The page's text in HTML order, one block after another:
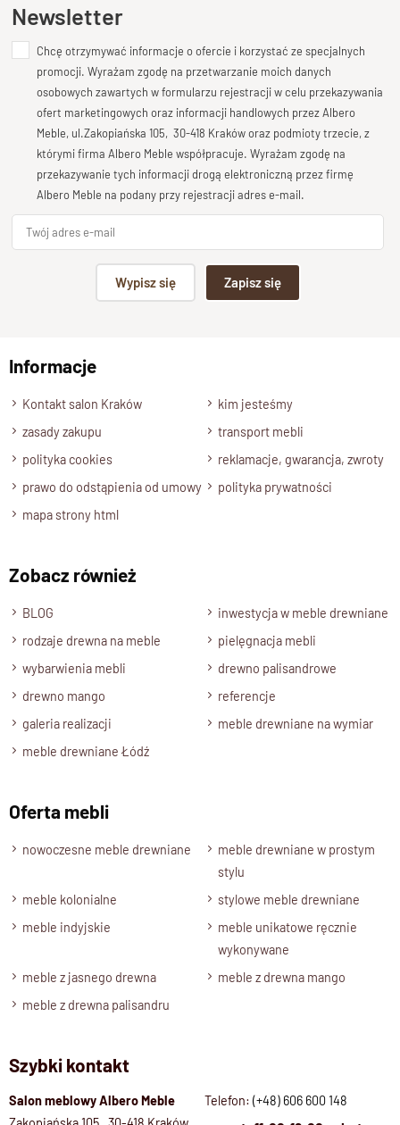
Wymiar wewnętrzny pomieści wszystkie zapasowe koce,
poduchy bądź pościel. Ręcznie wykonane okucia zamknięcia
wieka oraz boczne proste uchwyty to jedyna ozdoba i
przełamanie prostoty. Kufer ze względu na wymiary i
pojemność sprawdzi się w sypialni. Ustawiony pod oknem,
wraz z dodatkowymi poduszkami, stworzy miły kącik do
relaksu bądź obserwacji.
Kufer wyposażyliśmy w łańcuszki blokujące wieko przed zbyt
szerokim otwarciem, dzięki czemu pokrywa nie będzie
uszkadzać ściany. Wysokość poziomu siedziska jest na 40 cm,
więc również może służyć w przedpokoju jako siedzisko i
Materiał
Drewno 100% Palisander Indyjski
80 cm
Wysokość
Palisander Brąz, Palisander- Ciemny brąz, Palisander
Naturalny
Dodaj opinię o produkcie
Twoja ocena
Bardzo dobry
Twoja opinia o produkcie
Podpis
Wyślij opinię
Newsletter
Chcę otrzymywać informacje o ofercie i korzystać ze specjalnych
promocji. Wyrażam zgodę na przetwarzanie moich danych
osobowych zawartych w formularzu rejestracji w celu przekazywania
ofert marketingowych oraz informacji handlowych przez Albero
Meble, ul.Zakopiańska 105, 30-418 Kraków oraz podmioty trzecie, z
którymi firma Albero Meble współpracuje. Wyrażam zgodę na
przekazywanie tych informacji drogą elektroniczną przez firmę
Albero Meble na podany przy rejestracji adres e-mail.
Wypisz się Zapisz się
Informacje
Kontakt salon Kraków
kim jesteśmy
zasady zakupu
transport mebli
polityka cookies
reklamacje, gwarancja, zwroty
prawo do odstąpienia od umowy
polityka prywatności
mapa strony html
Zobacz również
BLOG
inwestycja w meble drewniane
rodzaje drewna na meble
pielęgnacja mebli
wybarwienia mebli
drewno palisandrowe
drewno mango
referencje
galeria realizacji
meble drewniane na wymiar
meble drewniane Łódź
Oferta mebli
nowoczesne meble drewniane
meble drewniane w prostym
stylu
meble kolonialne
stylowe meble drewniane
meble indyjskie
meble unikatowe ręcznie
wykonywane
meble z jasnego drewna
meble z drewna mango
meble z drewna palisandru
Szybki kontakt
Salon meblowy Albero Meble
Telefon: (+48) 606 600 148